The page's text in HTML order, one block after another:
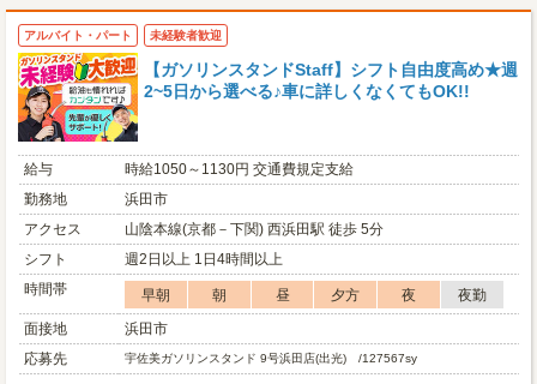
アルバイト・パート 未経験者歓迎
【ガソリンスタンドStaff】シフト自由度高め★週
2~5日から選べる♪車に詳しくなくてもOK!!
給与
時給1050～1130円 交通費規定支給
勤務地
浜田市
アクセス
山陰本線(京都－下関) 西浜田駅 徒歩 5分
シフト
週2日以上 1日4時間以上
時間帯
早朝 朝 昼 夕方 夜
夜勤
面接地
浜田市
応募先
宇佐美ガソリンスタンド 9号浜田店(出光) /127567sy